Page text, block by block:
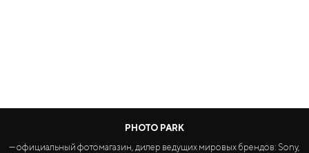
PHOTO PARK
— официальный фотомагазин, дилер ведущих мировых брендов: Sony,